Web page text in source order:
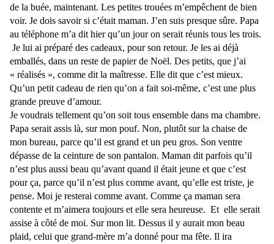
de la buée, maintenant. Les petites trouées m’empêchent de bien
voir. Je dois savoir si c’était maman. J’en suis presque sûre. Papa
au téléphone m’a dit hier qu’un jour on serait réunis tous les trois.
Je lui ai préparé des cadeaux, pour son retour. Je les ai déjà
emballés, dans un reste de papier de Noël. Des petits, que j’ai
« réalisés », comme dit la maîtresse. Elle dit que c’est mieux.
Qu’un petit cadeau de rien qu’on a fait soi-même, c’est une plus
grande preuve d’amour.
Je voudrais tellement qu’on soit tous ensemble dans ma chambre.
Papa serait assis là, sur mon pouf. Non, plutôt sur la chaise de
mon bureau, parce qu’il est grand et un peu gros. Son ventre
dépasse de la ceinture de son pantalon. Maman dit parfois qu’il
n’est plus aussi beau qu’avant quand il était jeune et que c’est
pour ça, parce qu’il n’est plus comme avant, qu’elle est triste, je
pense. Moi je resterai comme avant. Comme ça maman sera
contente et m’aimera toujours et elle sera heureuse. Et elle serait
assise à côté de moi. Sur mon lit. Dessus il y aurait mon beau
plaid, celui que grand-mère m’a donné pour ma fête. Il ira